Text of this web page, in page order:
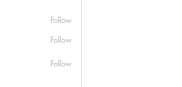
Follow
Follow
Follow